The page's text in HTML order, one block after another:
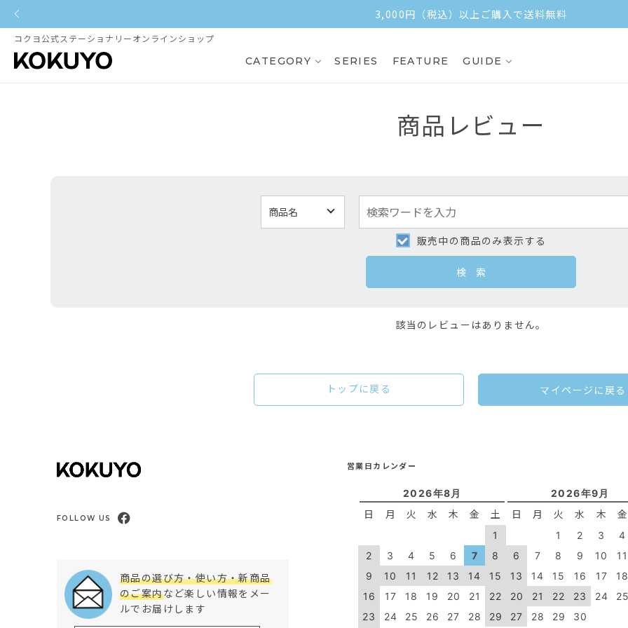
3,000円（税込）以上ご購入で送料無料
コクヨ公式ステーショナリーオンラインショップ
CATEGORY SERIES FEATURE GUIDE
商品レビュー
販売中の商品のみ表示する
該当のレビューはありません。
マイページに戻る
トップに戻る
FOLLOW US
商品の選び方・使い方・新商品
のご案内など楽しい情報をメー
ルでお届けします
営業日カレンダー
2026年8月
日 月 火 水 木 金 土
1
2
3 4 5 6 7
8
9
10 11 12 13 14
15
16
17 18 19 20 21
22
23
24 25 26 27 28 29
2026年9月
日 月 火 水 木 金
1 2 3
4
6
7 8 9 10
11
13
14 15 16 17
20
21 22 23 24
27
28 29 30